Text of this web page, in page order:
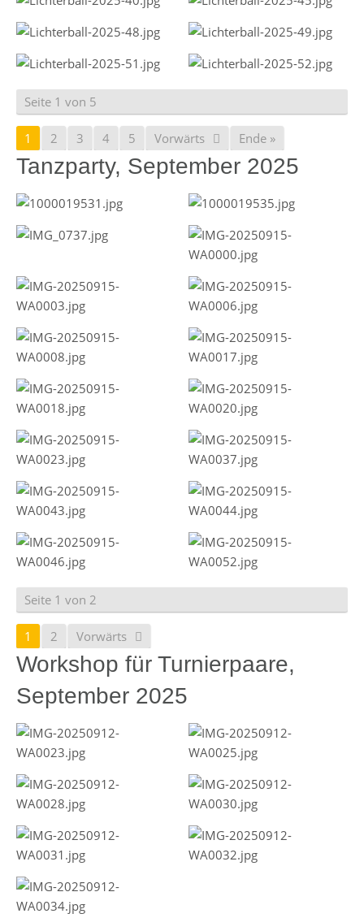
Seite 1 von 5
1 2 3 4 5 Vorwärts Ende »
Tanzparty, September 2025
Seite 1 von 2
1 2 Vorwärts
Workshop für Turnierpaare,
September 2025